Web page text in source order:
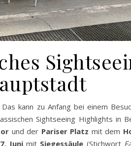
kann zu Anfang bei einem
Sightseeing Highlights in
und der Pariser Platz mit dem
Junimit Siegessäule (Stichwort